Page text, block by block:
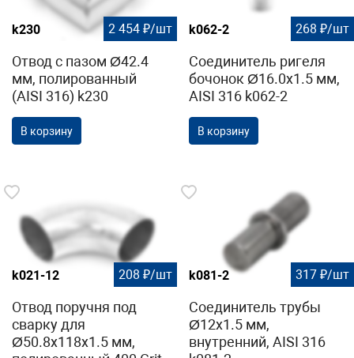
k230 2 454 ₽/шт
Отвод с пазом Ø42.4
мм, полированный
(AISI 316) k230
В корзину
k062-2 268 ₽/шт
Соединитель ригеля
бочонок Ø16.0х1.5 мм,
AISI 316 k062-2
В корзину
k021-12 208 ₽/шт
Отвод поручня под
сварку для
Ø50.8х118х1.5 мм,
k081-2 317 ₽/шт
Соединитель трубы
Ø12х1.5 мм,
внутренний, AISI 316